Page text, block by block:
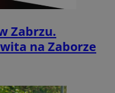
Zabrzu.
na Zaborze